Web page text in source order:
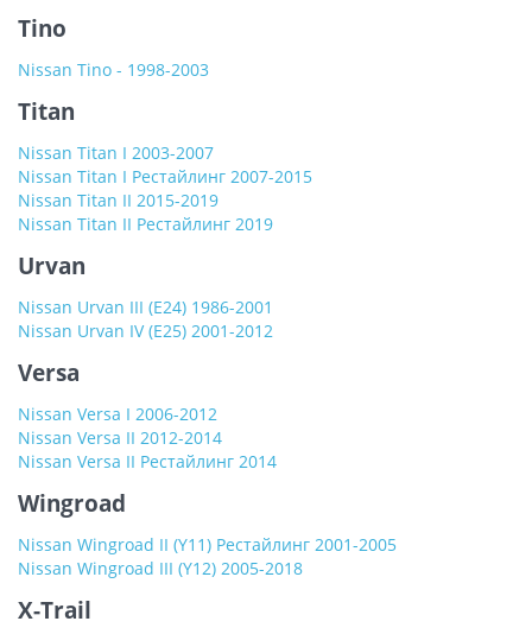
Tino
Nissan Tino - 1998-2003
Titan
Nissan Titan I 2003-2007
Nissan Titan I Рестайлинг 2007-2015
Nissan Titan II 2015-2019
Nissan Titan II Рестайлинг 2019
Urvan
Nissan Urvan III (E24) 1986-2001
Nissan Urvan IV (E25) 2001-2012
Versa
Nissan Versa I 2006-2012
Nissan Versa II 2012-2014
Nissan Versa II Рестайлинг 2014
Wingroad
Nissan Wingroad II (Y11) Рестайлинг 2001-2005
Nissan Wingroad III (Y12) 2005-2018
X-Trail